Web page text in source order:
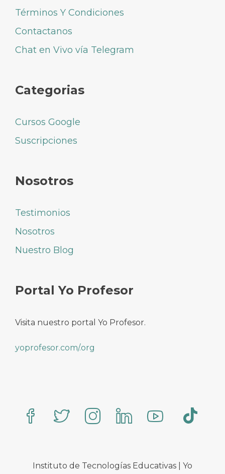
Términos Y Condiciones
Contactanos
Chat en Vivo vía Telegram
Categorias
Cursos Google
Suscripciones
Nosotros
Testimonios
Nosotros
Nuestro Blog
Portal Yo Profesor
Visita nuestro portal Yo Profesor.
yoprofesor.com/.org
Instituto de Tecnologías Educativas | Yo